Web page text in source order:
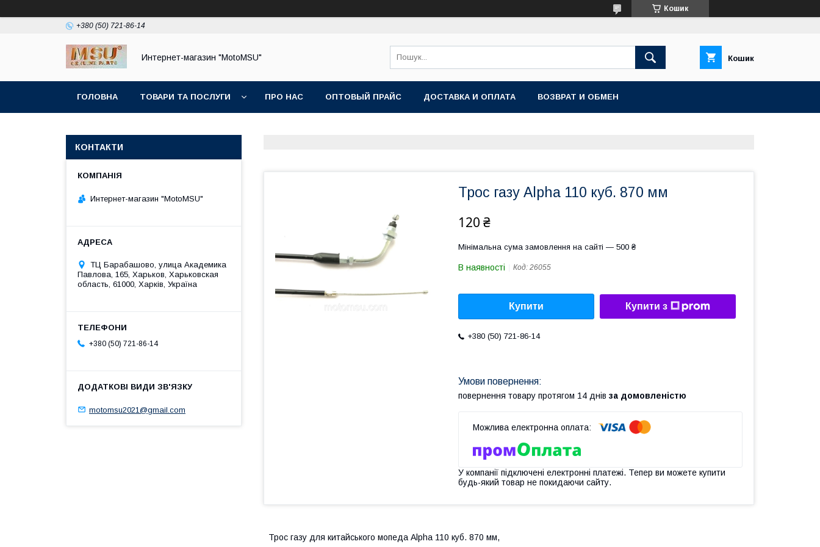
Кошик
+380 (50) 721-86-14
Интернет-магазин "MotoMSU" Кошик
ГОЛОВНА ТОВАРИ ТА ПОСЛУГИ ПРО НАС ОПТОВЫЙ ПРАЙС ДОСТАВКА И ОПЛАТА ВОЗВРАТ И ОБМЕН
Трос газу Alpha 110 куб. 870 мм
120 ₴
Мінімальна сума замовлення на сайті — 500 ₴
В наявності Код: 26055
Купити Купити з
+380 (50) 721-86-14
повернення товару протягом 14 днів за домовленістю
У компанії підключені електронні платежі. Тепер ви можете купити
будь-який товар не покидаючи сайту.
Трос газу для китайського мопеда Alpha 110 куб. 870 мм,
КОНТАКТИ
Интернет-магазин "MotoMSU"
ТЦ Барабашово, улица Академика
Павлова, 165, Харьков, Харьковская
область, 61000, Харків, Україна
+380 (50) 721-86-14
motomsu2021@gmail.com